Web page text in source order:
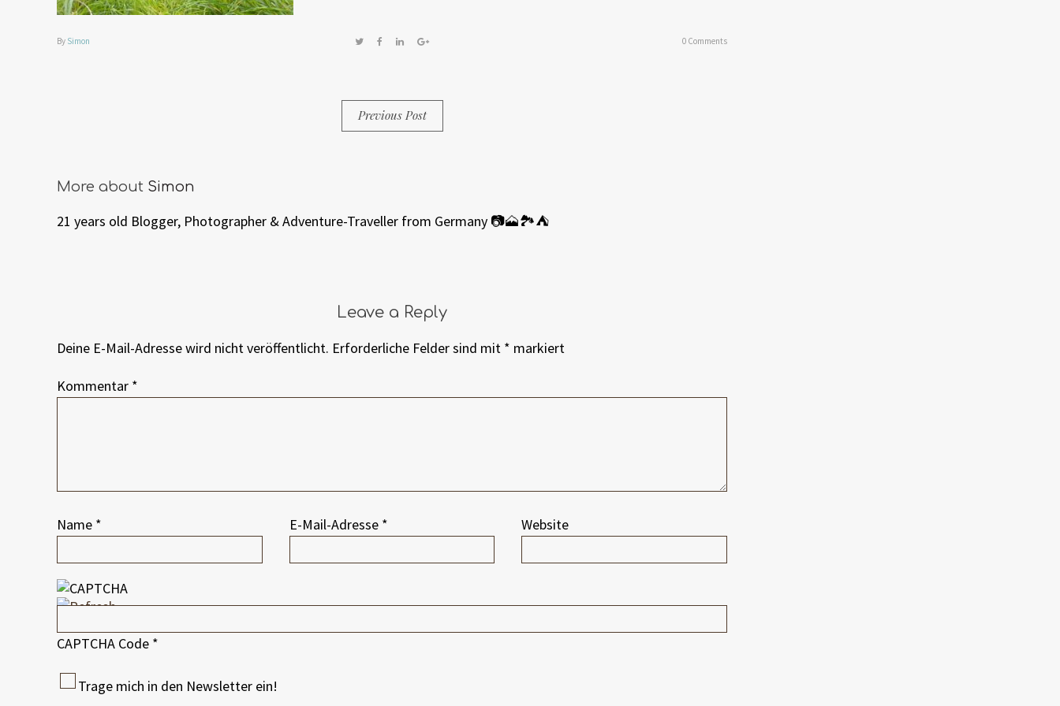
By Simon 0 Comments
Previous Post
More about Simon
21 years old Blogger, Photographer & Adventure-Traveller from Germany 📷🗻🏞⛺️
Leave a Reply
Deine E-Mail-Adresse wird nicht veröffentlicht. Erforderliche Felder sind mit * markiert
Kommentar *
Name * E-Mail-Adresse * Website
CAPTCHA Code *
Trage mich in den Newsletter ein!